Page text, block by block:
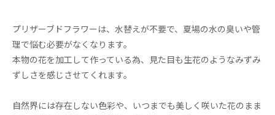
プリザーブドフラワーは、水替えが不要で、夏場の水の臭いや管
理で悩む必要がなくなります。
本物の花を加工して作っている為、見た目も生花のようなみずみ
ずしさを感じさせてくれます。
自然界には存在しない色彩や、いつまでも美しく咲いた花のまま